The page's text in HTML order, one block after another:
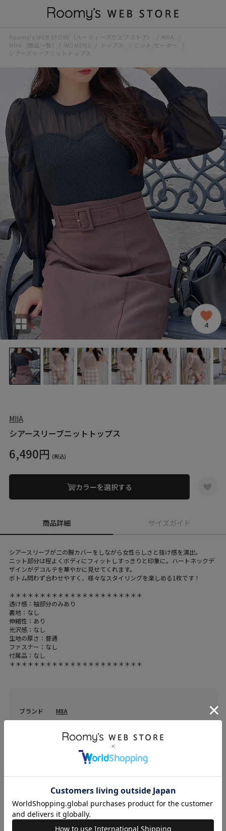
Roomy’s WEB STORE（ルーミィーズウェブストア）
MIIA
MIIA（商品一覧)
WOMENS トップス
ニット/セーター
シアースリーブニットトップス
4
MIIA
シアースリーブニットトップス
6,490円 (税込)
カラーを選択する
商品詳細 サイズガイド
シアースリーブが二の腕カバーをしながら女性らしさと抜け感を演出。
ニット部分は程よくボディにフィットしすっきりと印象に。ハートネックデ
ザインがデコルテを華やかに見せてくれます。
ボトム問わず合わせやすく、様々なスタイリングを楽しめる1枚です！
＊＊＊＊＊＊＊＊＊＊＊＊＊＊＊＊＊＊＊＊＊＊
透け感：袖部分のみあり
裏地：なし
伸縮性：あり
光沢感：なし
生地の厚さ：普通
ファスナー：なし
付属品：なし
＊＊＊＊＊＊＊＊＊＊＊＊＊＊＊＊＊＊＊＊＊＊
ブランド
MIIA
本体 ポリエステル-100% 別布 ポリエステル-100%
品名
シアースリーブニットトップス